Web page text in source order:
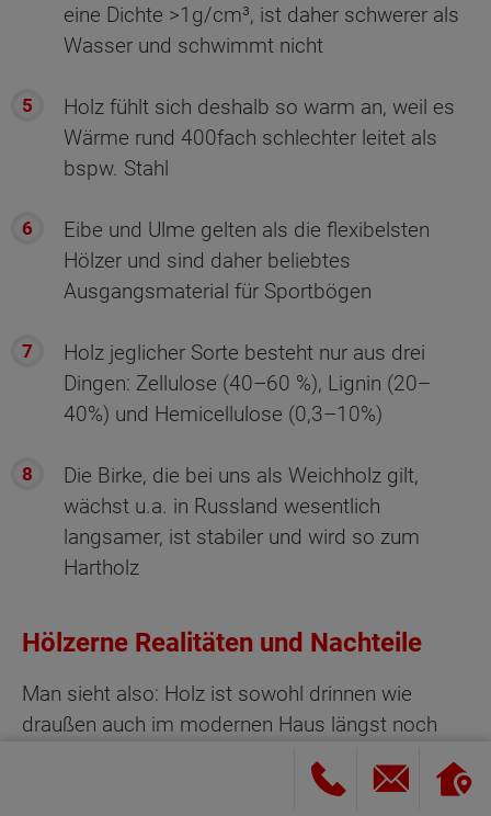
eine Dichte >1g/cm³, ist daher schwerer als
Wasser und schwimmt nicht
Holz fühlt sich deshalb so warm an, weil es
Wärme rund 400fach schlechter leitet als
bspw. Stahl
Eibe und Ulme gelten als die flexibelsten
Hölzer und sind daher beliebtes
Ausgangsmaterial für Sportbögen
Holz jeglicher Sorte besteht nur aus drei
Dingen: Zellulose (40–60 %), Lignin (20–
40%) und Hemicellulose (0,3–10%)
Die Birke, die bei uns als Weichholz gilt,
wächst u.a. in Russland wesentlich
langsamer, ist stabiler und wird so zum
Hartholz
Hölzerne Realitäten und Nachteile
Man sieht also: Holz ist sowohl drinnen wie
draußen auch im modernen Haus längst noch
nicht abgeschrieben. Allerdings muss man dazu
die in manchen Kapiteln bereits angeschnittenen